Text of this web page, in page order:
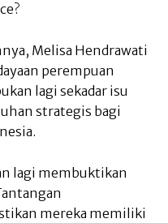
Melisa Hendrawati
perempuan
lagi sekadar isu
strategis bagi
lagi membuktikan
mereka memiliki